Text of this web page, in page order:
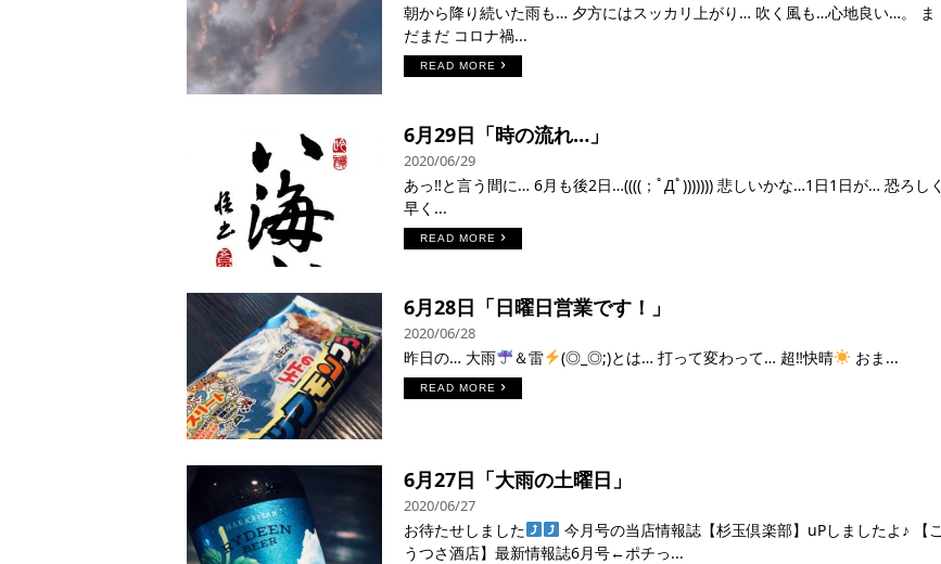
朝から降り続いた雨も… 夕方にはスッカリ上がり… 吹く風も…心地良い…。 ま
だまだ コロナ禍...
READ MORE
6月29日「時の流れ…」
2020/06/29
あっ‼︎と言う間に… 6月も後2日…((((；ﾟДﾟ))))))) 悲しいかな…1日1日が… 恐ろしく
早く...
READ MORE
6月28日「日曜日営業です！」
2020/06/28
昨日の… 大雨 ＆雷 (◎_◎;)とは… 打って変わって… 超‼︎快晴 おま...
READ MORE
6月27日「大雨の土曜日」
2020/06/27
お待たせしました
今月号の当店情報誌【杉玉倶楽部】uPしましたよ♪ 【こ
うつさ酒店】最新情報誌6月号←ポチっ...